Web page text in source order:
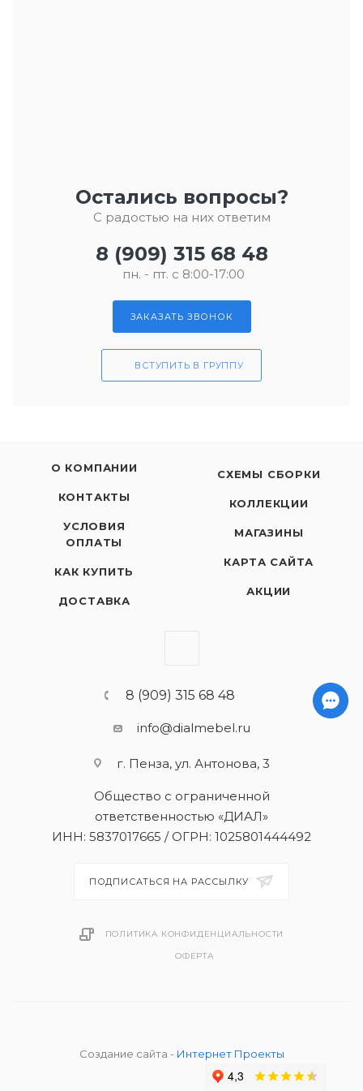
Остались вопросы?
С радостью на них ответим
8 (909) 315 68 48
пн. - пт. с 8:00-17:00
ЗАКАЗАТЬ ЗВОНОК
ВСТУПИТЬ В ГРУППУ
О КОМПАНИИ
КОНТАКТЫ
УСЛОВИЯ
ОПЛАТЫ
КАК КУПИТЬ
ДОСТАВКА
СХЕМЫ СБОРКИ
КОЛЛЕКЦИИ
МАГАЗИНЫ
КАРТА САЙТА
АКЦИИ
8 (909) 315 68 48
info@dialmebel.ru
г. Пенза, ул. Антонова, 3
Общество с ограниченной
ответственностью «ДИАЛ»
ИНН: 5837017665 / ОГРН: 1025801444492
ПОДПИСАТЬСЯ НА РАССЫЛКУ
ПОЛИТИКА КОНФИДЕНЦИАЛЬНОСТИ
ОФЕРТА
Создание сайта - Интернет Проекты